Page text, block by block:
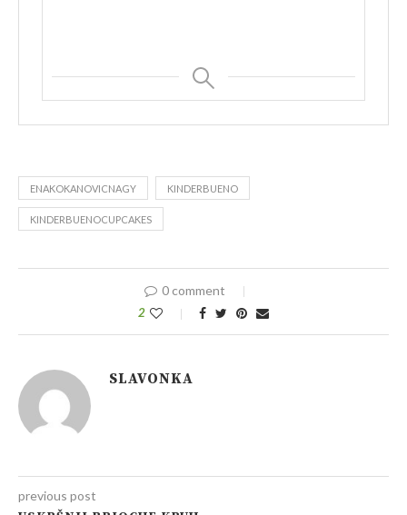
ENAKOKANOVICNAGY KINDERBUENO
KINDERBUENOCUPCAKES
0 comment
2
SLAVONKA
previous post